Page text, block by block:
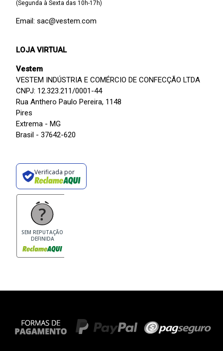
(Segunda à Sexta das 10h-17h)
Email: sac@vestem.com
LOJA VIRTUAL
Vestem
VESTEM INDÚSTRIA E COMÉRCIO DE CONFECÇÃO LTDA
CNPJ: 12.323.211/0001-44
Rua Anthero Paulo Pereira, 1148
Pires
Extrema - MG
Brasil - 37642-620
Verificada por
SEM REPUTAÇÃO
DEFINIDA